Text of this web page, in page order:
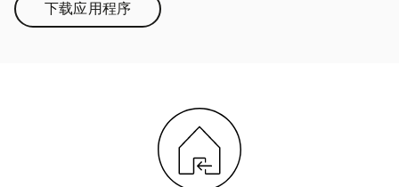
下载应用程序Link Opens in New Tab